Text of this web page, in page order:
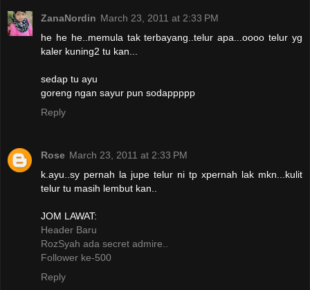
ZanaNordin March 23, 2011 at 2:33 PM
he he he..memula tak terbayang..telur apa...oooo telur yg
kaler kuning2 tu kan...
sedap tu ayu
goreng ngan sayur pun sodappppp
Reply
Rose March 23, 2011 at 2:33 PM
k.ayu..sy pernah la jupe telur ni tp xpernah lak mkn...kulit
telur tu masih lembut kan..
JOM LAWAT:
Header Baru
RozSyah ada secret admire..
Follower ke-500
Reply